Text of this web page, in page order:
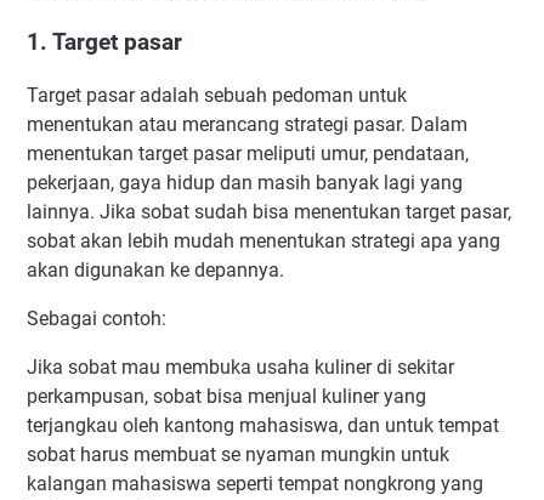
1. Target pasar
Target pasar adalah sebuah pedoman untuk
menentukan atau merancang strategi pasar. Dalam
menentukan target pasar meliputi umur, pendataan,
pekerjaan, gaya hidup dan masih banyak lagi yang
lainnya. Jika sobat sudah bisa menentukan target pasar,
sobat akan lebih mudah menentukan strategi apa yang
akan digunakan ke depannya.
Sebagai contoh:
Jika sobat mau membuka usaha kuliner di sekitar
perkampusan, sobat bisa menjual kuliner yang
terjangkau oleh kantong mahasiswa, dan untuk tempat
sobat harus membuat se nyaman mungkin untuk
kalangan mahasiswa seperti tempat nongkrong yang